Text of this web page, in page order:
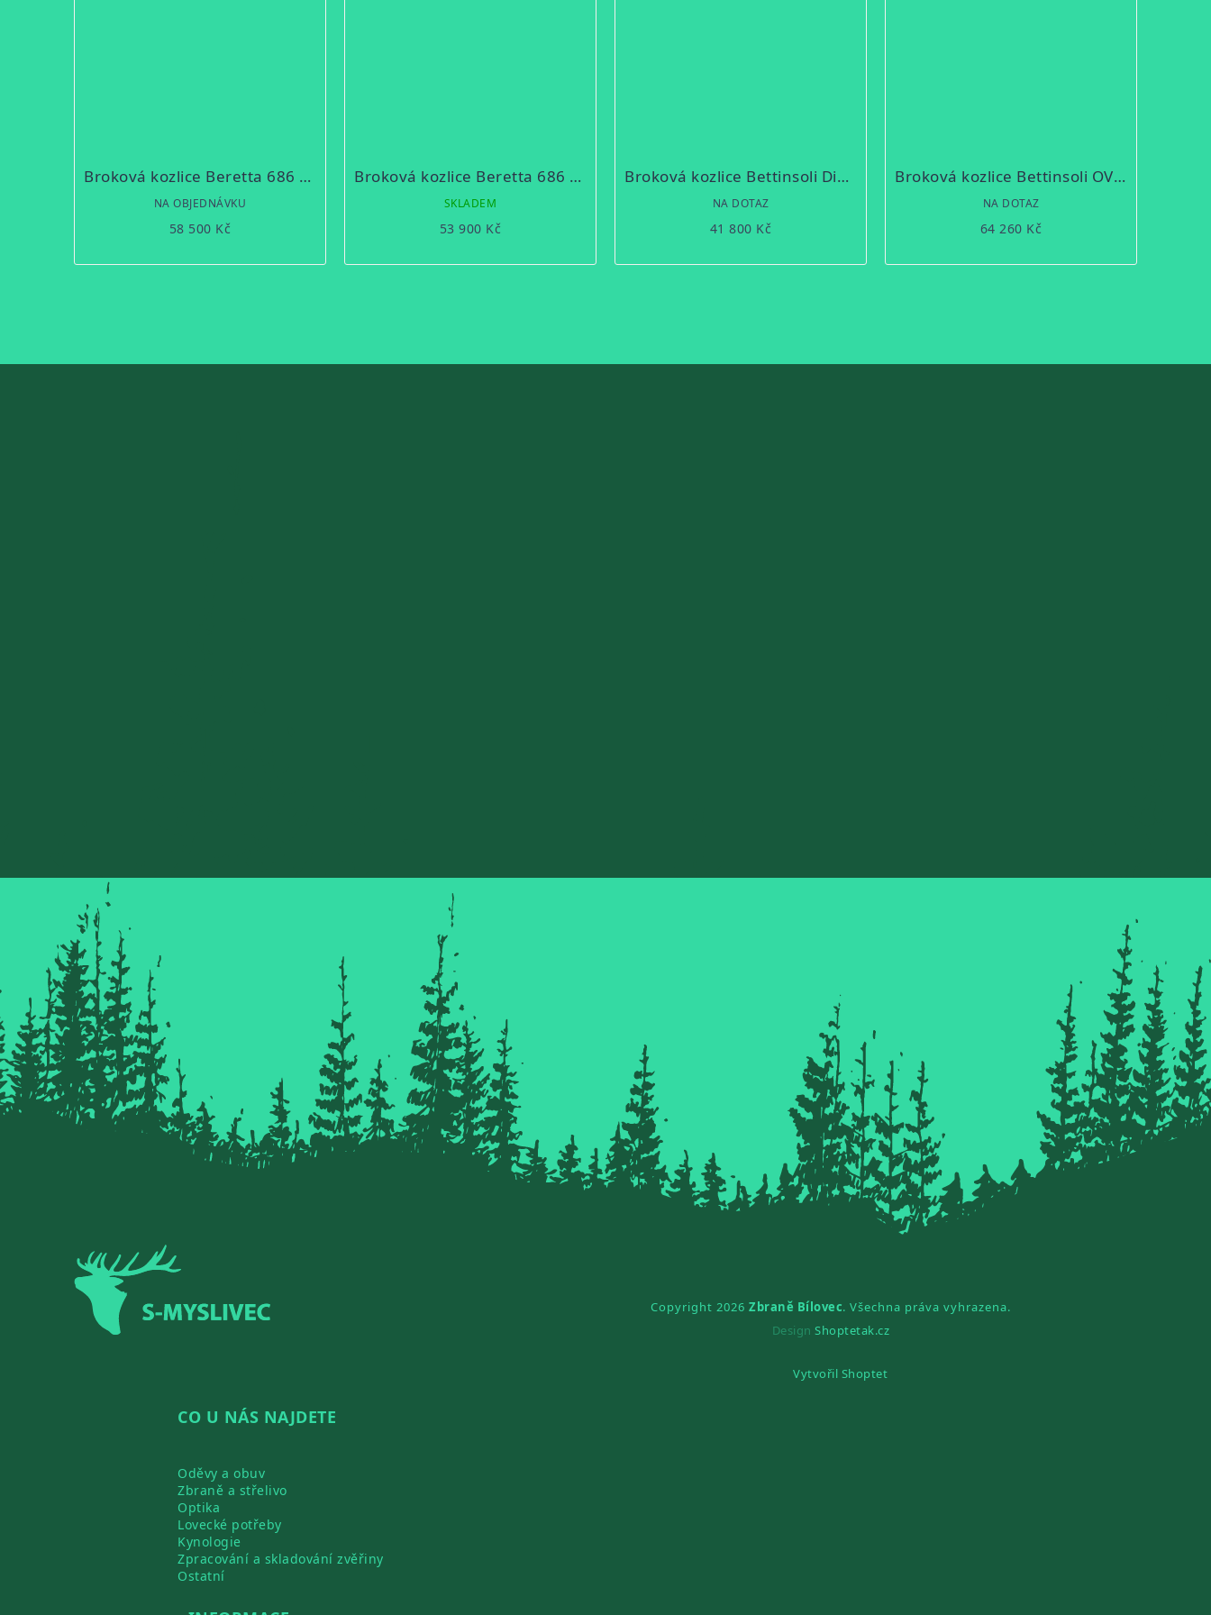
Broková kozlice Beretta 686 Silver Pigeon I Sporting 12/76cm
NA OBJEDNÁVKU
58 500 Kč
Broková kozlice Beretta 686 Silver Pigeon I MY19 12/76
SKLADEM
53 900 Kč
Broková kozlice Bettinsoli Diamond LUX 12/76
NA DOTAZ
41 800 Kč
Broková kozlice Bettinsoli OVERLAND EVO 12/76
NA DOTAZ
64 260 Kč
CO U NÁS NAJDETE
Oděvy a obuv
Zbraně a střelivo
Optika
Lovecké potřeby
Kynologie
Zpracování a skladování zvěřiny
Ostatní
Copyright 2026 Zbraně Bílovec. Všechna práva vyhrazena.
DesignShoptetak.cz
Vytvořil Shoptet